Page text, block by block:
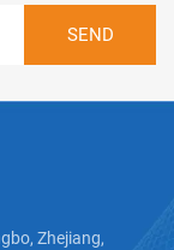
Zhejiang,